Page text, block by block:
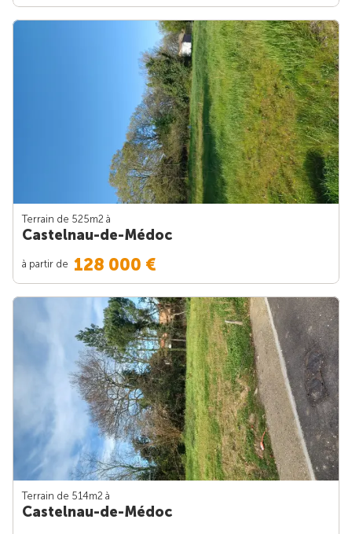
Terrain de 525m2 à
Castelnau-de-Médoc
à partir de 128 000 €
Terrain de 514m2 à
Castelnau-de-Médoc